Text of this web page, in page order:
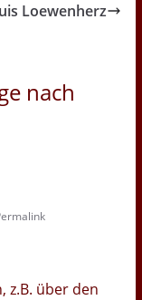
Loewenherz
nach
z.B. über den